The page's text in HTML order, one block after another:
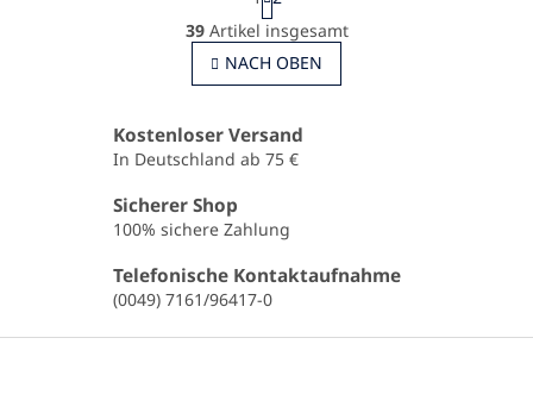
S
t
e
u
r
e
m
e
n
t
e
d
g
i
n
i
r
u
n
39Artikel insgesamt
NACH OBEN
Kostenloser Versand
In Deutschland ab 75 €
Sicherer Shop
100% sichere Zahlung
Telefonische Kontaktaufnahme
(0049) 7161/96417-0
F